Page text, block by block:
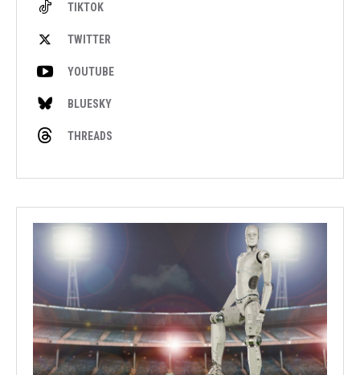
TIKTOK
TWITTER
YOUTUBE
BLUESKY
THREADS